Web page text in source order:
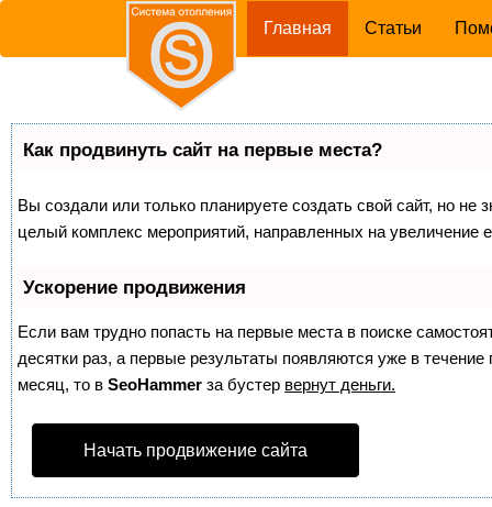
Главная (current)
Статьи
Как продвинуть сайт на первые места?
Вы создали или только планируете создать свой сайт, но не
целый комплекс мероприятий, направленных на увеличение
Ускорение продвижения
Если вам трудно попасть на первые места в поиске
десятки раз, а первые результаты появляются уже в
месяц, то в SeoHammer за бустер вернут деньги.
Начать продвижение сайта